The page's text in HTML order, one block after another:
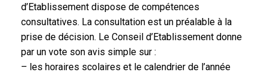
d’Etablissement dispose de compétences
consultatives. La consultation est un préalable à la
prise de décision. Le Conseil d’Etablissement donne
par un vote son avis simple sur :
– les horaires scolaires et le calendrier de l’année